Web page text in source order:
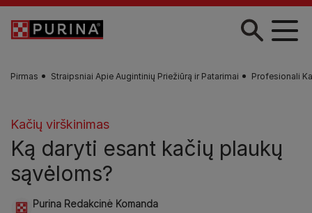
Pereiti į pagrindinį turinį
Pirmas Straipsniai Apie Augintinių Priežiūrą ir Patarimai Profesionali
Kačių virškinimas
Ką daryti esant kačių plaukų
sąvėloms?
Purina Redakcinė Komanda